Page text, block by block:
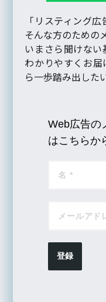
「リスティング
そんな方のための
いまさら聞けな
わかりやすくお
ら一歩踏み出した
Web広告の
はこちらか
登録